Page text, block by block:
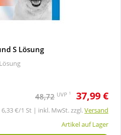
S Lösung
48,72 UVP 1 37,99 €
6,33 €/1 St | inkl. MwSt. zzgl.Versand
Artikel auf Lager